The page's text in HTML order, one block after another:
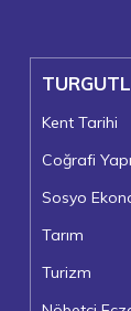
Kent Tarihi
Coğrafi Yapı
Sosyo
Tarım
Turizm